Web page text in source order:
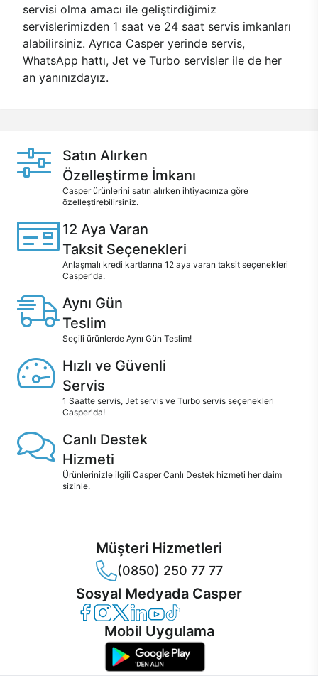
servisi olma amacı ile geliştirdiğimiz
servislerimizden 1 saat ve 24 saat servis imkanları
alabilirsiniz. Ayrıca Casper yerinde servis,
WhatsApp hattı, Jet ve Turbo servisler ile de her
an yanınızdayız.
Satın Alırken
Özelleştirme İmkanı
Casper ürünlerini satın alırken ihtiyacınıza göre
özelleştirebilirsiniz.
12 Aya Varan
Taksit Seçenekleri
Anlaşmalı kredi kartlarına 12 aya varan taksit seçenekleri
Casper'da.
Aynı Gün
Teslim
Seçili ürünlerde Aynı Gün Teslim!
Hızlı ve Güvenli
Servis
1 Saatte servis, Jet servis ve Turbo servis seçenekleri
Casper'da!
Canlı Destek
Hizmeti
Ürünlerinizle ilgili Casper Canlı Destek hizmeti her daim
sizinle.
Müşteri Hizmetleri
(0850) 250 77 77
Sosyal Medyada Casper
Casper Facebook
Casper Instagram
Casper Twitter
Casper LinkedIn
Casper YouTube
Casper TikTok
Mobil Uygulama